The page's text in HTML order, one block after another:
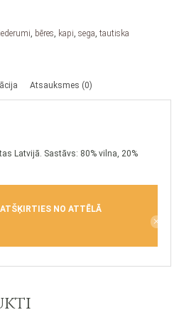
bēres kapi ,sega ,tautiska
Atsauksmes (0)
Latvijā. Sastāvs: 80% vilna, 20%
NO ATTĒLĀ